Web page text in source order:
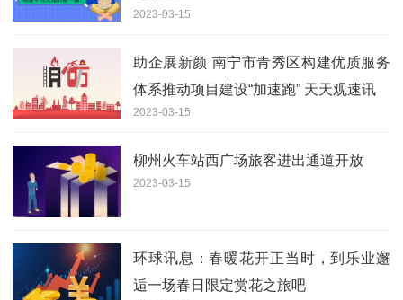
2023-03-15
助企展新颜 南宁市青秀区构建优质服务
体系推动项目建设“加速跑” 天天观速讯
2023-03-15
柳州火车站西广场旅客进出通道开放
2023-03-15
环球讯息：春暖花开正当时，到乐业邂
逅一场春日限定赏花之旅吧